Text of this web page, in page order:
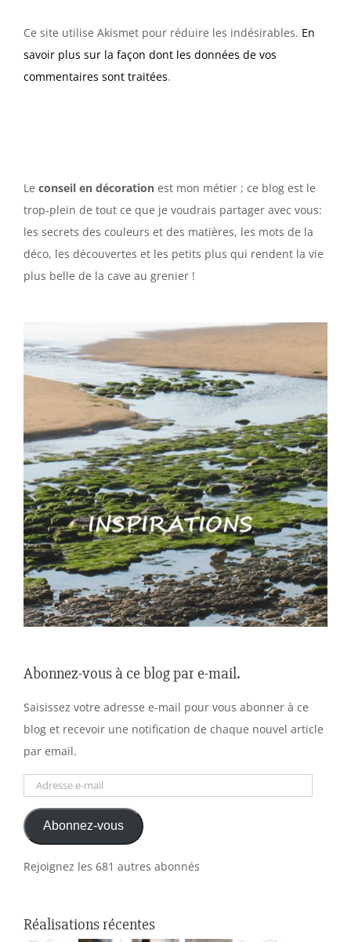
Ce site utilise Akismet pour réduire les indésirables. En
savoir plus sur la façon dont les données de vos
commentaires sont traitées.
Le conseil en décoration est mon métier ; ce blog est le
trop-plein de tout ce que je voudrais partager avec vous:
les secrets des couleurs et des matières, les mots de la
déco, les découvertes et les petits plus qui rendent la vie
plus belle de la cave au grenier !
Abonnez-vous à ce blog par e-mail.
Saisissez votre adresse e-mail pour vous abonner à ce
blog et recevoir une notification de chaque nouvel article
par email.
Adresse
mailAbonnez-vous
Rejoignez les 681 autres abonnés
Réalisations récentes